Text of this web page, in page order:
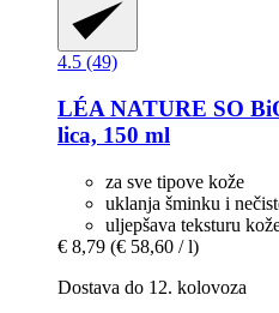
4.5 (49)
LÉA NATURE SO
lica, 150 ml
za sve tipove kože
uklanja šminku i
uljepšava teksturu
€ 8,79 (€ 58,60 / l)
Dostava do 12. kolovoza